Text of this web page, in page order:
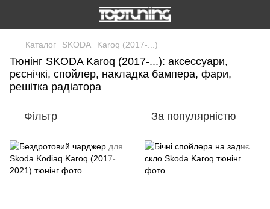
Каталог SKODA Karoq (2017-...)
Тюнінг SKODA Karoq (2017-...): аксессуари,
рєснічкі, спойлер, накладка бампера, фари,
решітка радіатора
Фільтр За популярністю